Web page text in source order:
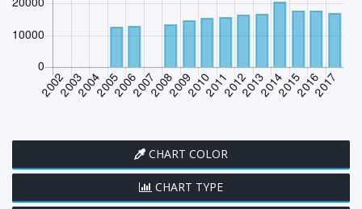
CHART COLOR
CHART TYPE